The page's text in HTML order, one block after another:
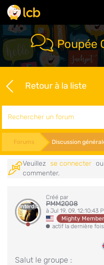
Poupée
Retour à la liste
Forums Discussion
Veuillez se connecter ou
commenter.
Interdit
Créé par
PMM2008
à Jul 19, 09, 12:10:43
Mighty Member
actif la dernière
Salut le groupe :